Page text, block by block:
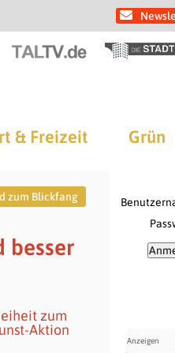
& Freizeit Grün
zum Blickfang
besser
zum
Aktion